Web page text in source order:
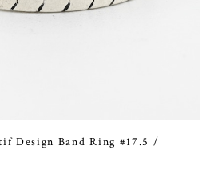
Design Band Ring #17.5 /